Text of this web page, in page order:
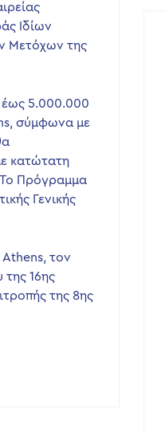
Ιδίων
Μετόχων της
έως 5.000.000
σύμφωνα με
κατώτατη
Το Πρόγραμμα
Γενικής
τον
16ης
της 8ης